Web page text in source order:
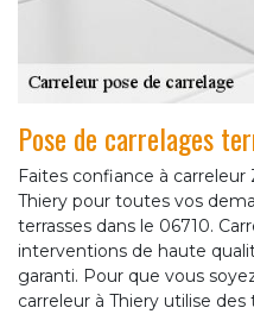
Pose de carrelages
Faites confiance à
Thiery pour toutes vos
terrasses dans le 06710.
interventions de haute
garanti. Pour que vous
carreleur à Thiery utilise